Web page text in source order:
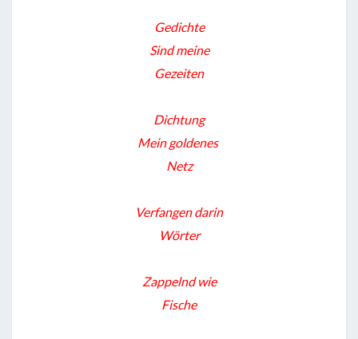
B
N
Gedichte
Sind meine
Gezeiten
Dichtung
Mein goldenes
Netz
Verfangen darin
Wörter
Zappelnd wie
Fische